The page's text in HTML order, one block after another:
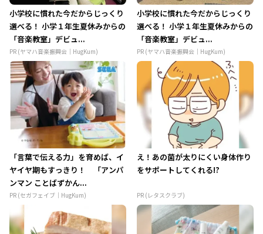
小学校に慣れた今だからじっくり
選べる！ 小学１年生夏休みからの
「音楽教室」デビュ...
PR (ヤマハ音楽振興会｜HugKum)
小学校に慣れた今だからじっくり
選べる！ 小学１年生夏休みからの
「音楽教室」デビュ...
PR (ヤマハ音楽振興会｜HugKum)
「言葉で伝える力」を育めば、イ
ヤイヤ期もすっきり！ 「アンパ
ンマン ことばずかん...
PR (セガフェイブ｜HugKum)
え！あの菌が太りにくい身体作り
をサポートしてくれる!?
PR (レタスクラブ)